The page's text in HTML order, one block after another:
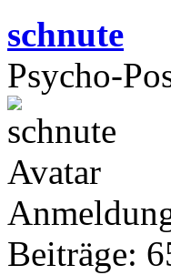
schnute
Psycho-
Beiträge: